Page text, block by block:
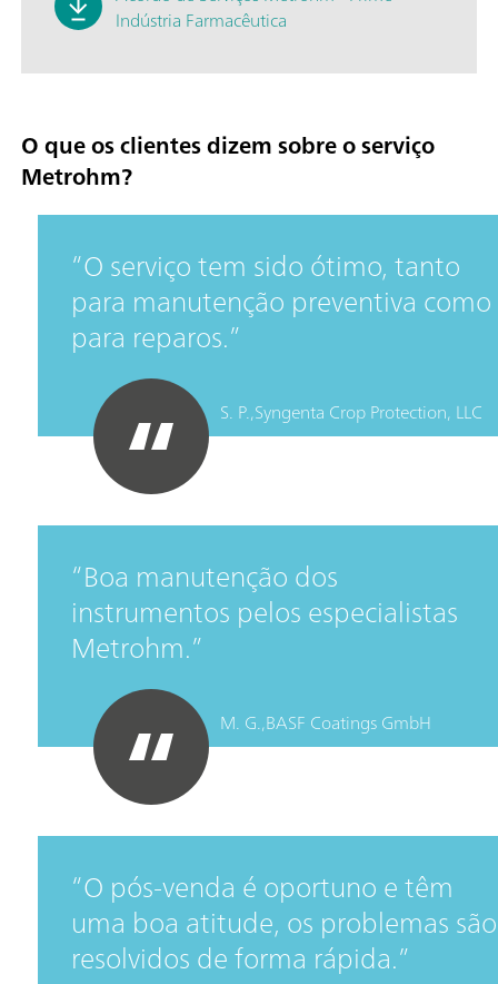
Indústria Farmacêutica
O que os clientes dizem sobre o serviço
Metrohm?
O serviço tem sido ótimo, tanto
para manutenção preventiva como
para reparos.
S. P.,Syngenta Crop Protection, LLC
Boa manutenção dos
instrumentos pelos especialistas
Metrohm.
M. G.,BASF Coatings GmbH
O pós-venda é oportuno e têm
uma boa atitude, os problemas são
resolvidos de forma rápida.